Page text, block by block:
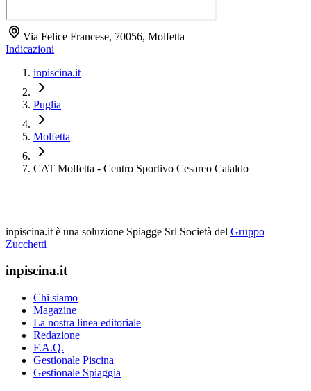
Via Felice Francese, 70056, Molfetta
Indicazioni
inpiscina.it
Puglia
Molfetta
CAT Molfetta - Centro Sportivo Cesareo Cataldo
inpiscina.it è una soluzione Spiagge Srl Società del Gruppo
Zucchetti
inpiscina.it
Chi siamo
Magazine
La nostra linea editoriale
Redazione
F.A.Q.
Gestionale Piscina
Gestionale Spiaggia